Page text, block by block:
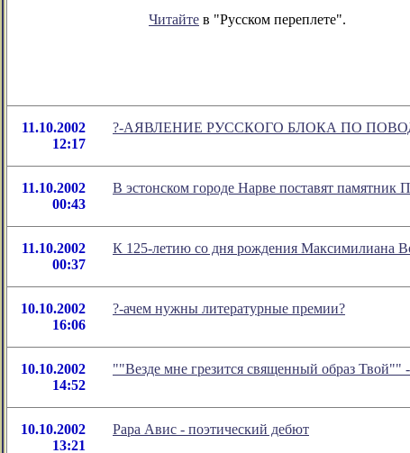
Читайте в "Русском переплете".
11.10.2002
12:17
?-АЯВЛЕНИЕ РУССКОГО БЛОКА ПО
11.10.2002
00:43
В эстонском городе Нарве поставят памятник
11.10.2002
00:37
К 125-летию со дня рождения Максимилиана
10.10.2002
16:06
?-ачем нужны литературные премии?
10.10.2002
14:52
""Везде мне грезится священный образ Твой""
10.10.2002
13:21
Рара Авис - поэтический дебют